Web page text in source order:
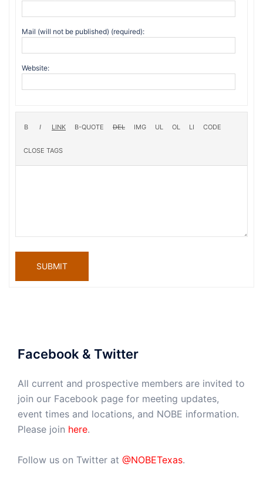
Mail (will not be published) (required):
Website:
SUBMIT
Facebook & Twitter
All current and prospective members are invited to
join our Facebook page for meeting updates,
event times and locations, and NOBE information.
Please join here.
Follow us on Twitter at @NOBETexas.